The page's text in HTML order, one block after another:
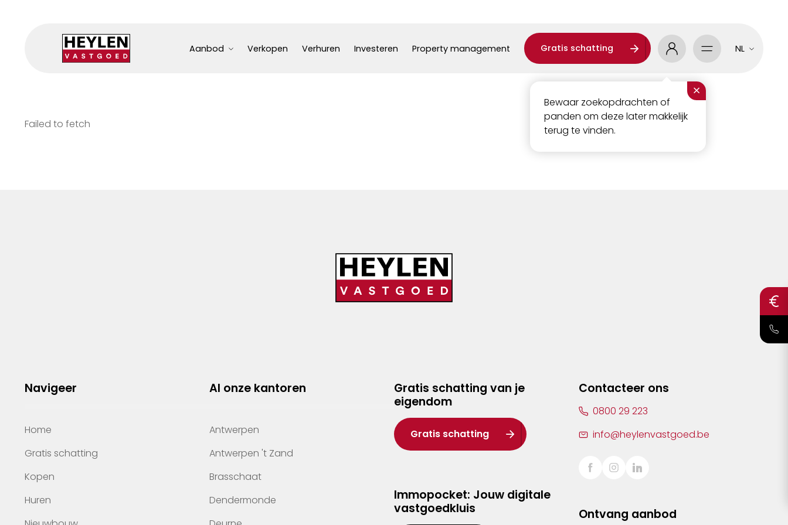
Aanbod Verkopen Verhuren Investeren Property management Gratis schatting
×
Bewaar zoekopdrachten of
panden om deze later makkelijk
terug te vinden.
NL
Failed to fetch
Navigeer
Home
Gratis schatting
Kopen
Huren
Al onze kantoren
Antwerpen
Antwerpen 't Zand
Brasschaat
Dendermonde
Gratis schatting van je
eigendom
Gratis schatting
Immopocket: Jouw digitale
vastgoedkluis
Contacteer ons
0800 29 223
info@heylenvastgoed.be
Ontvang aanbod